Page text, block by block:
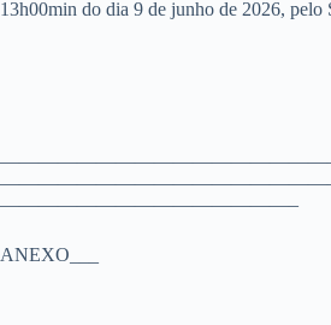
13h00min do dia 9 de junho de 2026, pelo
———————————————–
ANEXO___